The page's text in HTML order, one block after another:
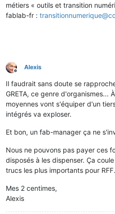
métiers « outils et transition
fablab-fr :
Hors-ligne
Alexis
Il faudrait sans doute se
GRETA, ce genre d'organismes...
moyennes vont s'équiper d'un
intégrés va exploser.
Et bon, un fab-manager ça ne
Nous ne pouvons pas payer ces
disposés à les dispenser. Ça
trucs les plus importants pour RFF.
Mes 2 centimes,
Alexis